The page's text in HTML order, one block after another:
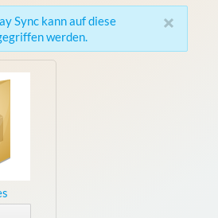
×
Sync kann auf diese
werden.